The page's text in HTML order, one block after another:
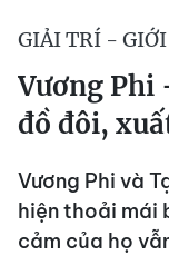
GIẢI TRÍ -
Vương Phi
đồ đôi,
Vương Phi và
hiện thoải mái
cảm của họ